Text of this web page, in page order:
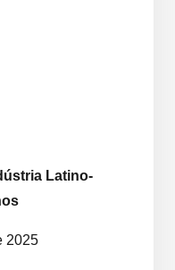
Latino-
2025